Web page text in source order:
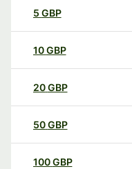
5 GBP
10GBP
20GBP
50GBP
100GBP